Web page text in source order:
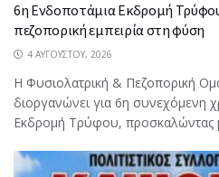
6η Ενδοποτάμια Εκδρομή
πεζοπορική εμπειρία στη φύση
4 ΑΥΓΟΎΣΤΟΥ, 2026
Η Φυσιολατρική & Πεζοπορική
διοργανώνει για 6η συνεχόμενη
Εκδρομή Τρύφου, προσκαλώντας